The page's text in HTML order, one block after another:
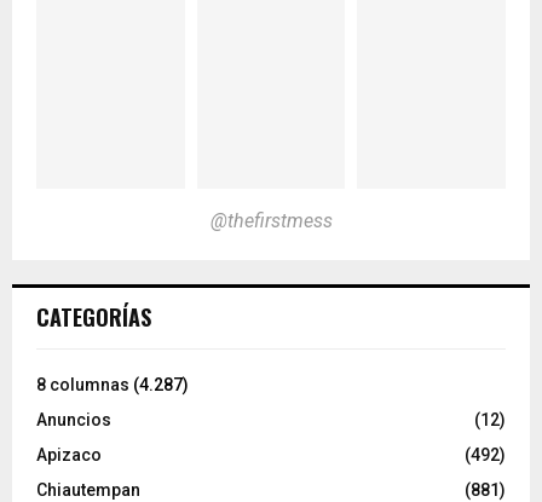
@thefirstmess
CATEGORÍAS
8 columnas (4.287)
Anuncios
(12)
Apizaco
(492)
Chiautempan
(881)